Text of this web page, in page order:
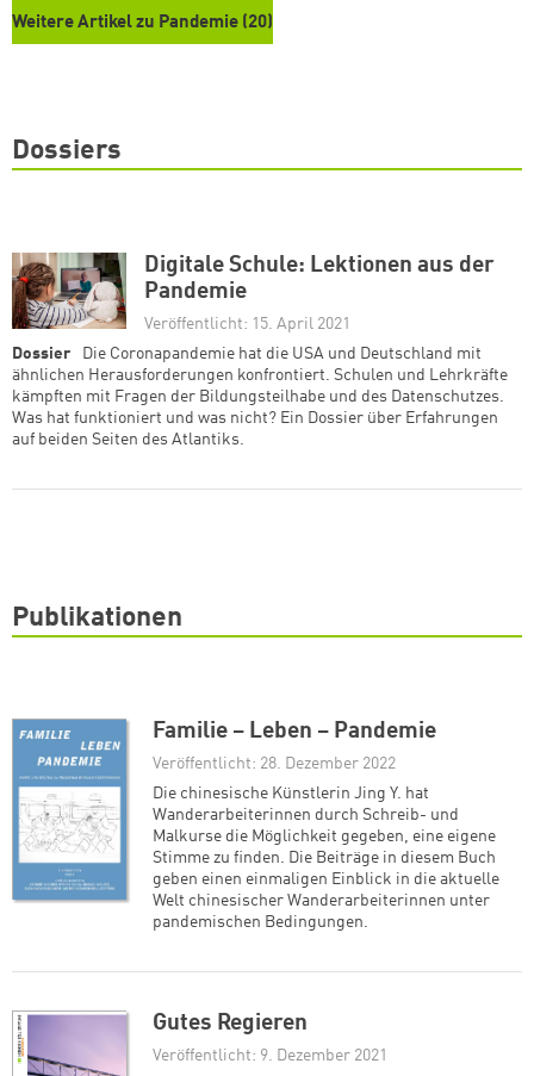
Weitere Artikel zu Pandemie (20)
Dossiers
Digitale Schule: Lektionen aus der
Pandemie
Veröffentlicht: 15. April 2021
Dossier
Die Coronapandemie hat die USA und Deutschland mit
ähnlichen Herausforderungen konfrontiert. Schulen und Lehrkräfte
kämpften mit Fragen der Bildungsteilhabe und des Datenschutzes.
Was hat funktioniert und was nicht? Ein Dossier über Erfahrungen
auf beiden Seiten des Atlantiks.
Publikationen
Familie – Leben – Pandemie
Veröffentlicht: 28. Dezember 2022
Die chinesische Künstlerin Jing Y. hat
Wanderarbeiterinnen durch Schreib- und
Malkurse die Möglichkeit gegeben, eine eigene
Stimme zu finden. Die Beiträge in diesem Buch
geben einen einmaligen Einblick in die aktuelle
Welt chinesischer Wanderarbeiterinnen unter
pandemischen Bedingungen.
Gutes Regieren
Veröffentlicht: 9. Dezember 2021